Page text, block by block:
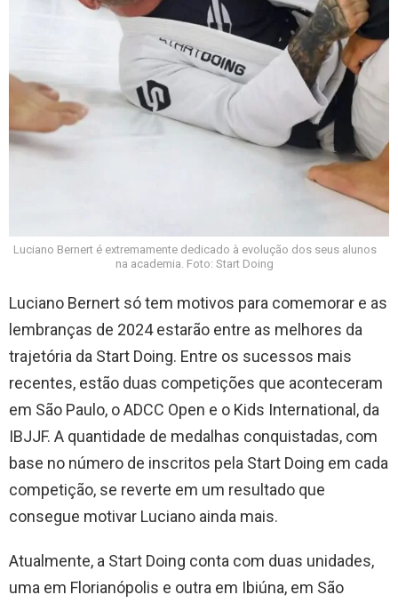
Luciano Bernert é extremamente dedicado à evolução dos seus alunos
na academia. Foto: Start Doing
Luciano Bernert só tem motivos para comemorar e as
lembranças de 2024 estarão entre as melhores da
trajetória da Start Doing. Entre os sucessos mais
recentes, estão duas competições que aconteceram
em São Paulo, o ADCC Open e o Kids International, da
IBJJF. A quantidade de medalhas conquistadas, com
base no número de inscritos pela Start Doing em cada
competição, se reverte em um resultado que
consegue motivar Luciano ainda mais.
Atualmente, a Start Doing conta com duas unidades,
uma em Florianópolis e outra em Ibiúna, em São